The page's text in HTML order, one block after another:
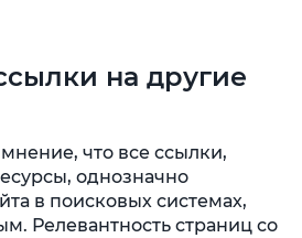
на другие
что все ссылки,
однозначно
в поисковых системах,
Релевантность страниц со